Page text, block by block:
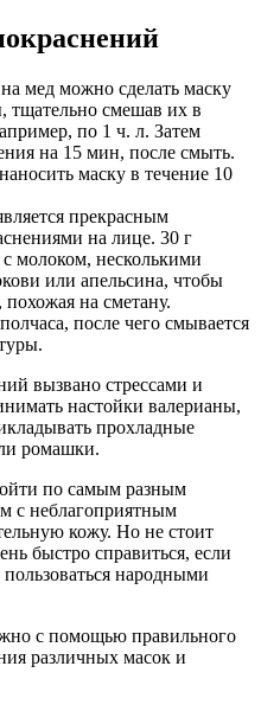
мед можно сделать маску
тщательно смешав их в
по 1 ч. л. Затем
на 15 мин, после смыть.
маску в течение 10
прекрасным
на лице. 30 г
молоком, несколькими
или апельсина, чтобы
на сметану.
после чего смывается
вызвано стрессами и
настойки валерианы,
прохладные
ромашки.
по самым разным
с неблагоприятным
кожу. Но не стоит
быстро справиться, если
народными
с помощью правильного
различных масок и